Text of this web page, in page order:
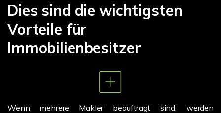
Dies sind die wichtigsten
Vorteile für
Immobilienbesitzer
Wenn mehrere Makler beauftragt sind, werden